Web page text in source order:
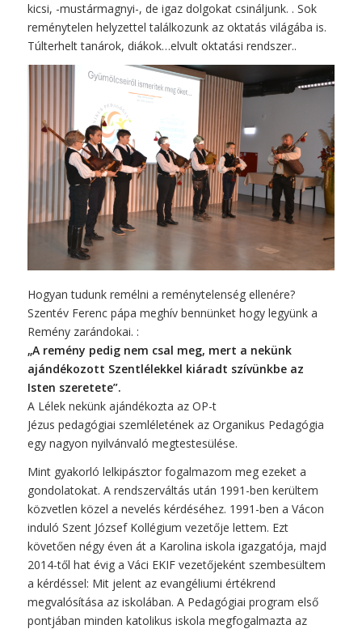
kicsi, -mustármagnyi-, de igaz dolgokat csináljunk. . Sok
reménytelen helyzettel találkozunk az oktatás világába is.
Túlterhelt tanárok, diákok…elvult oktatási rendszer..
Hogyan tudunk remélni a reménytelenség ellenére?
Szentév Ferenc pápa meghív bennünket hogy legyünk a
Remény zarándokai. :
„A remény pedig nem csal meg, mert a nekünk
ajándékozott Szentlélekkel kiáradt szívünkbe az
Isten szeretete”.
A Lélek nekünk ajándékozta az OP-t
Jézus pedagógiai szemléletének az Organikus Pedagógia
egy nagyon nyilvánvaló megtestesülése.
Mint gyakorló lelkipásztor fogalmazom meg ezeket a
gondolatokat. A rendszerváltás után 1991-ben kerültem
közvetlen közel a nevelés kérdéséhez. 1991-ben a Vácon
induló Szent József Kollégium vezetője lettem. Ezt
követően négy éven át a Karolina iskola igazgatója, majd
2014-től hat évig a Váci EKIF vezetőjeként szembesültem
a kérdéssel: Mit jelent az evangéliumi értékrend
megvalósítása az iskolában. A Pedagógiai program első
pontjában minden katolikus iskola megfogalmazta az